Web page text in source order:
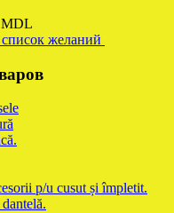
MDL
желаний
p/u cusut și împletit.